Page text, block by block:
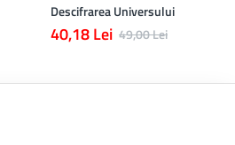
Descifrarea Universului
40,18 Lei 49,00 Lei